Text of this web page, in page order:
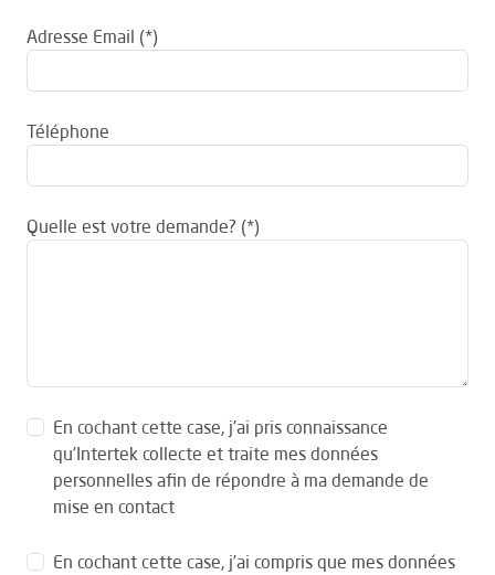
Adresse Email
Téléphone
Quelle est votre demande?
En cochant cette case, j’ai pris connaissance
qu’Intertek collecte et traite mes données
personnelles afin de répondre à ma demande de
mise en contact
En cochant cette case, j’ai compris que mes données